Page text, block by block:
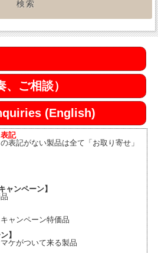
ご相談）
(English)
記
表記がない製品は全て「お取り寄せ」
ャンペーン】
ャンペーン特価品
】
ケがついて来る製品